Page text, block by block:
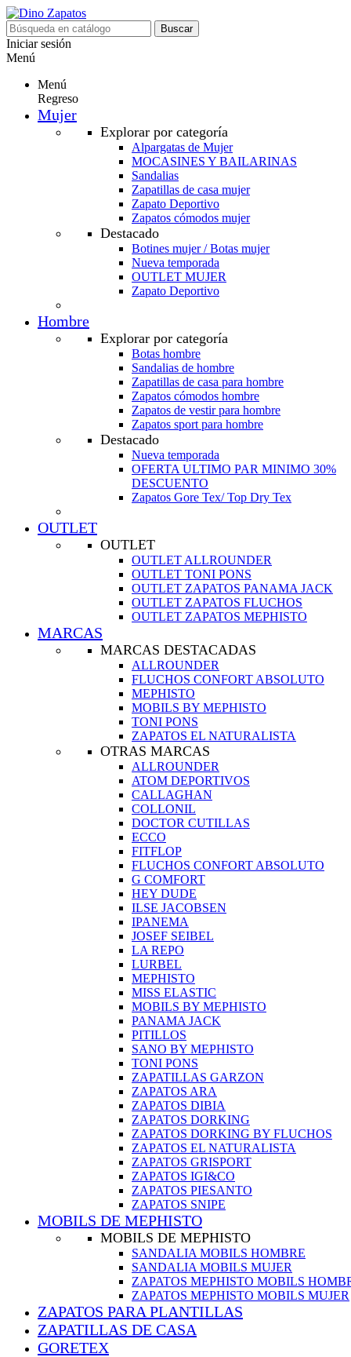
Buscar
Iniciar sesión
Menú
Menú
Regreso
Mujer
Explorar por categoría
Alpargatas de Mujer
MOCASINES Y BAILARINAS
Sandalias
Zapatillas de casa mujer
Zapato Deportivo
Zapatos cómodos mujer
Destacado
Botines mujer / Botas mujer
Nueva temporada
OUTLET MUJER
Zapato Deportivo
Hombre
Explorar por categoría
Botas hombre
Sandalias de hombre
Zapatillas de casa para hombre
Zapatos cómodos hombre
Zapatos de vestir para hombre
Zapatos sport para hombre
Destacado
Nueva temporada
OFERTA ULTIMO PAR MINIMO 30%
DESCUENTO
Zapatos Gore Tex/ Top Dry Tex
OUTLET
OUTLET
OUTLET ALLROUNDER
OUTLET TONI PONS
OUTLET ZAPATOS PANAMA JACK
OUTLET ZAPATOS FLUCHOS
OUTLET ZAPATOS MEPHISTO
MARCAS
MARCAS DESTACADAS
ALLROUNDER
FLUCHOS CONFORT ABSOLUTO
MEPHISTO
MOBILS BY MEPHISTO
TONI PONS
ZAPATOS EL NATURALISTA
OTRAS MARCAS
ALLROUNDER
ATOM DEPORTIVOS
CALLAGHAN
COLLONIL
DOCTOR CUTILLAS
ECCO
FITFLOP
FLUCHOS CONFORT ABSOLUTO
G COMFORT
HEY DUDE
ILSE JACOBSEN
IPANEMA
JOSEF SEIBEL
LA REPO
LURBEL
MEPHISTO
MISS ELASTIC
MOBILS BY MEPHISTO
PANAMA JACK
PITILLOS
SANO BY MEPHISTO
TONI PONS
ZAPATILLAS GARZON
ZAPATOS ARA
ZAPATOS DIBIA
ZAPATOS DORKING
ZAPATOS DORKING BY FLUCHOS
ZAPATOS EL NATURALISTA
ZAPATOS GRISPORT
ZAPATOS IGI&CO
ZAPATOS PIESANTO
ZAPATOS SNIPE
MOBILS DE MEPHISTO
MOBILS DE MEPHISTO
SANDALIA MOBILS HOMBRE
SANDALIA MOBILS MUJER
ZAPATOS MEPHISTO MOBILS
ZAPATOS MEPHISTO MOBILS MUJER
ZAPATOS PARA PLANTILLAS
ZAPATILLAS DE CASA
GORETEX